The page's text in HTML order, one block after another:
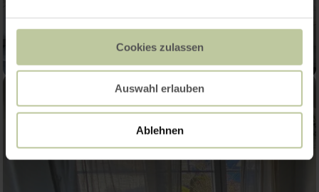
Cookies zulassen
Auswahl erlauben
Ablehnen